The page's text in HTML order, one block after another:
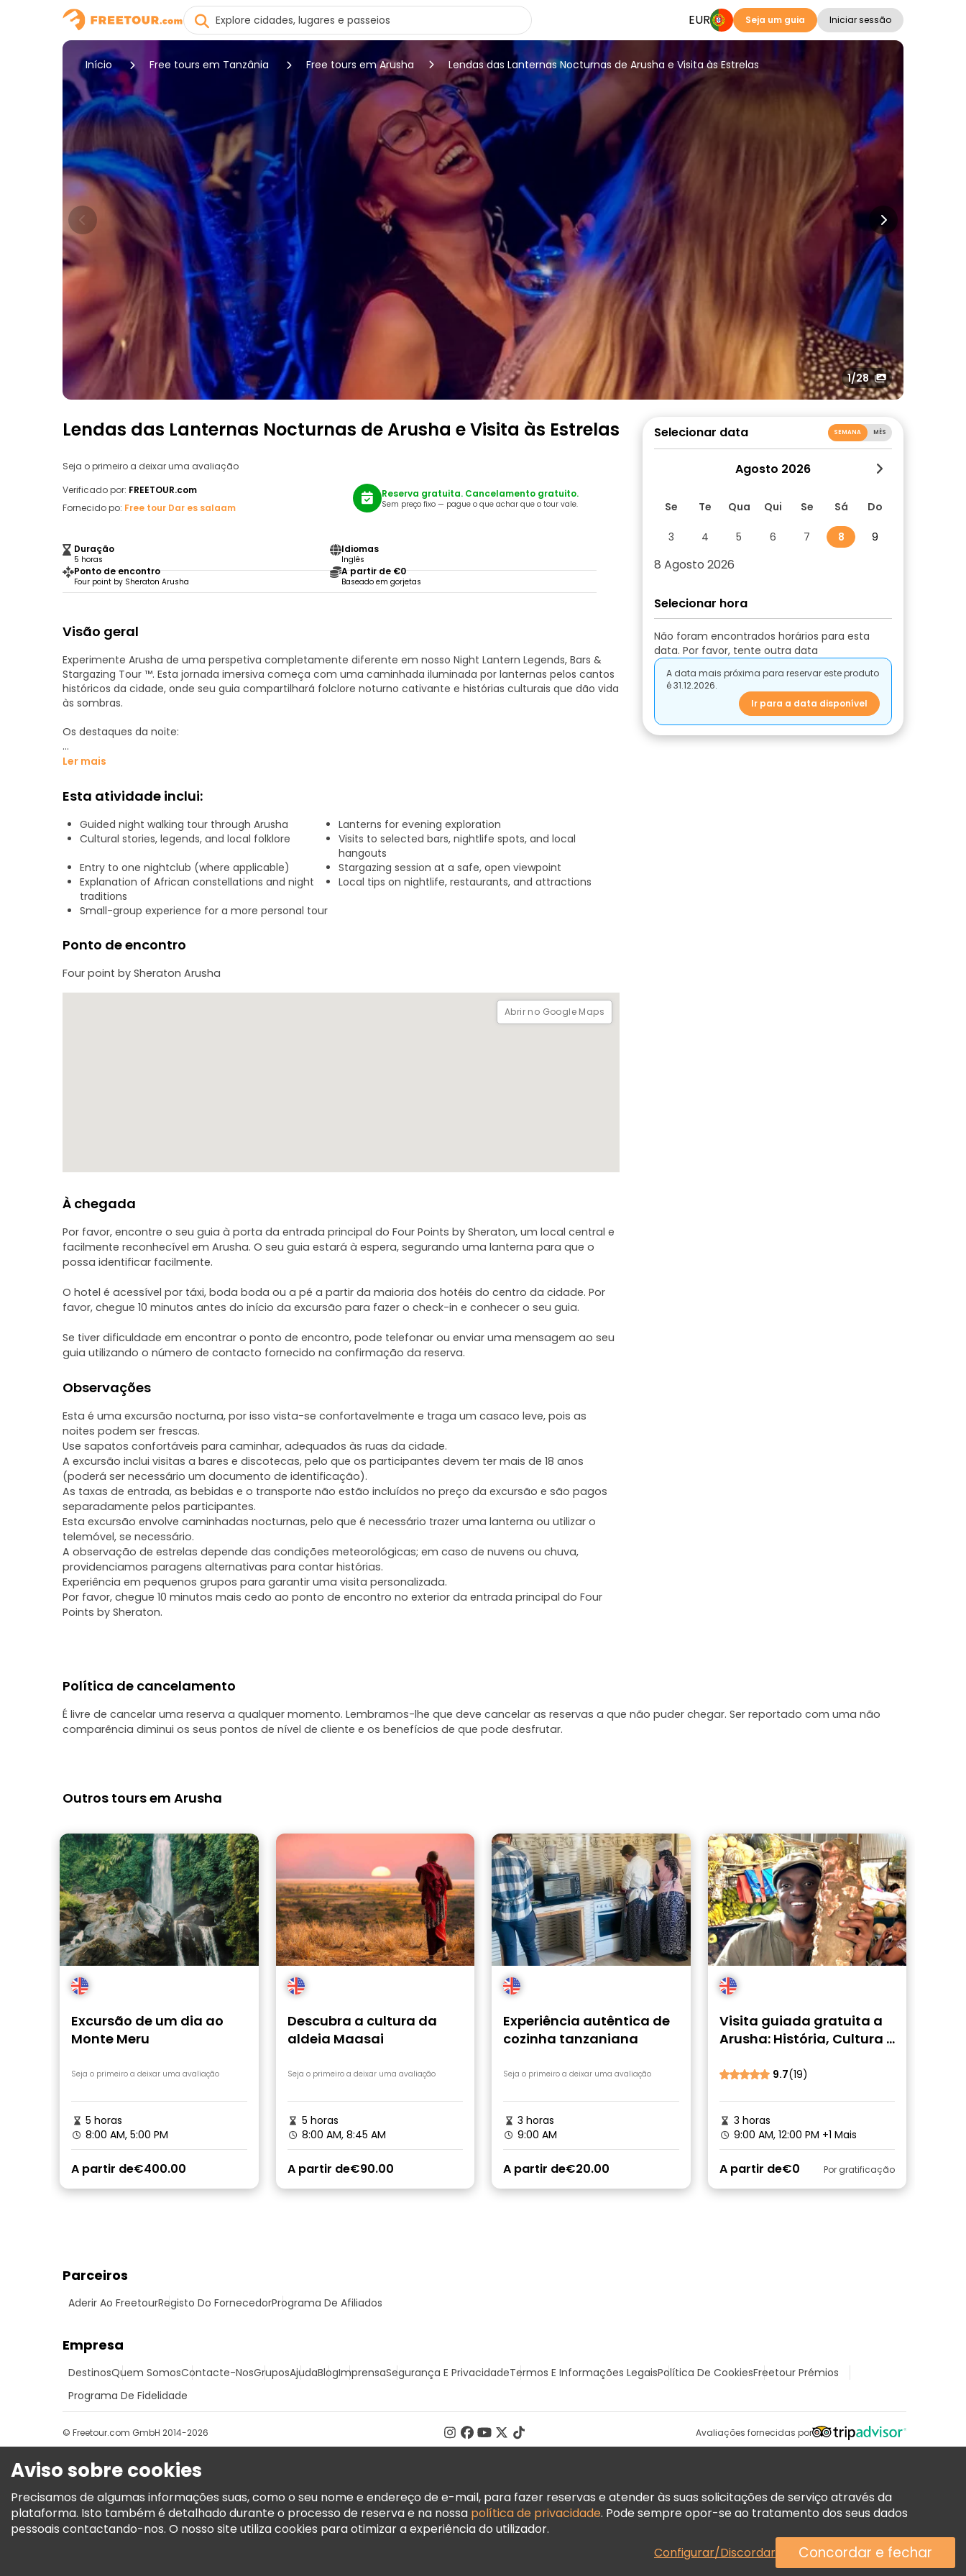
EUR Seja um guia Iniciar sessão
Início Free tours em Tanzânia Free tours em Arusha Lendas das Lanternas Nocturnas de Arusha e Visita às Estrelas
1/28
Lendas das Lanternas Nocturnas de Arusha e Visita às Estrelas
Seja o primeiro a deixar uma avaliação
Verificado por: FREETOUR.com
Fornecido po: Free tour Dar es salaam
Duração
5 horas
Idiomas
Inglês
Ponto de encontro
Four point by Sheraton Arusha
A partir de €0
Baseado em gorjetas
Reserva gratuita. Cancelamento gratuito.
Sem preço fixo — pague o que achar que o tour vale.
Visão geral
Experimente Arusha de uma perspetiva completamente diferente em nosso Night Lantern Legends, Bars &
Stargazing Tour ™. Esta jornada imersiva começa com uma caminhada iluminada por lanternas pelos cantos
históricos da cidade, onde seu guia compartilhará folclore noturno cativante e histórias culturais que dão vida
às sombras.
Os destaques da noite:
- Folclore cultural: Passeie por caminhos tranquilos e locais noturnos vibrantes enquanto descobre as lendas
- Pulsação social: Mergulhe na vida nocturna enérgica da cidade. Visitaremos bares e discotecas locais
populares, que oferecem uma mistura de música, bebidas locais e a atmosfera social amigável que torna
Arusha tão acolhedora.
- Final celestial: Para terminar a noite, retiramo-nos para uma área aberta tranquila para uma sessão de
observação de estrelas de cortar a respiração. Sob a silhueta do Monte Meru, aprenderá as histórias por
detrás das constelações africanas e desfrutará do sereno contraste entre a agitada cidade e o vasto céu
africano.
Junte-se a nós para uma aventura segura, conduzida por especialistas, que não encontrará em nenhum
Ler mais
Esta atividade inclui:
Guided night walking tour through Arusha
Lanterns for evening exploration
Cultural stories, legends, and local folklore
Visits to selected bars, nightlife spots, and local
hangouts
Entry to one nightclub (where applicable)
Stargazing session at a safe, open viewpoint
Explanation of African constellations and night
traditions
Local tips on nightlife, restaurants, and attractions
Small-group experience for a more personal tour
Ponto de encontro
Four point by Sheraton Arusha
Abrir no Google Maps
À chegada
Por favor, encontre o seu guia à porta da entrada principal do Four Points by Sheraton, um local central e
facilmente reconhecível em Arusha. O seu guia estará à espera, segurando uma lanterna para que o
possa identificar facilmente.
O hotel é acessível por táxi, boda boda ou a pé a partir da maioria dos hotéis do centro da cidade. Por
favor, chegue 10 minutos antes do início da excursão para fazer o check-in e conhecer o seu guia.
Se tiver dificuldade em encontrar o ponto de encontro, pode telefonar ou enviar uma mensagem ao seu
guia utilizando o número de contacto fornecido na confirmação da reserva.
Observações
Esta é uma excursão nocturna, por isso vista-se confortavelmente e traga um casaco leve, pois as
noites podem ser frescas.
Use sapatos confortáveis para caminhar, adequados às ruas da cidade.
A excursão inclui visitas a bares e discotecas, pelo que os participantes devem ter mais de 18 anos
(poderá ser necessário um documento de identificação).
As taxas de entrada, as bebidas e o transporte não estão incluídos no preço da excursão e são pagos
separadamente pelos participantes.
Esta excursão envolve caminhadas nocturnas, pelo que é necessário trazer uma lanterna ou utilizar o
telemóvel, se necessário.
A observação de estrelas depende das condições meteorológicas; em caso de nuvens ou chuva,
providenciamos paragens alternativas para contar histórias.
Experiência em pequenos grupos para garantir uma visita personalizada.
Por favor, chegue 10 minutos mais cedo ao ponto de encontro no exterior da entrada principal do Four
Points by Sheraton.
Política de cancelamento
É livre de cancelar uma reserva a qualquer momento. Lembramos-lhe que deve cancelar as reservas a que não puder chegar. Ser reportado com uma não
comparência diminui os seus pontos de nível de cliente e os benefícios de que pode desfrutar.
Selecionar data SEMANA MÊS
Agosto 2026
Se Te Qua Qui Se Sá Do
3 4 5 6 7 8 9
8 Agosto 2026
Selecionar hora
Não foram encontrados horários para esta
data. Por favor, tente outra data
A data mais próxima para reservar este produto
é 31.12.2026.
Ir para a data disponível
Outros tours em Arusha
Excursão de um dia ao
Monte Meru
Seja o primeiro a deixar uma avaliação
5 horas
8:00 AM, 5:00 PM
A partir de€400.00
Descubra a cultura da
aldeia Maasai
Seja o primeiro a deixar uma avaliação
5 horas
8:00 AM, 8:45 AM
A partir de€90.00
Experiência autêntica de
cozinha tanzaniana
Seja o primeiro a deixar uma avaliação
3 horas
9:00 AM
A partir de€20.00
Visita guiada gratuita a
Arusha: História, Cultura e
9.7(19)
3 horas
9:00 AM, 12:00 PM +1 Mais
A partir de€0 Por gratificação
Parceiros
Aderir Ao FreetourRegisto Do FornecedorPrograma De Afiliados
Empresa
DestinosQuem SomosContacte-NosGruposAjudaBlogImprensaSegurança E PrivacidadeTermos E Informações LegaisPolítica De CookiesFreetour Prémios
Programa De Fidelidade
Avaliações fornecidas por
© Freetour.com GmbH 2014-2026
Aviso sobre cookies
Precisamos de algumas informações suas, como o seu nome e endereço de e-mail, para fazer reservas e atender às suas solicitações de serviço através da
plataforma. Isto também é detalhado durante o processo de reserva e na nossa política de privacidade. Pode sempre opor-se ao tratamento dos seus dados
pessoais contactando-nos. O nosso site utiliza cookies para otimizar a experiência do utilizador.
Configurar/Discordar
Concordar e fechar